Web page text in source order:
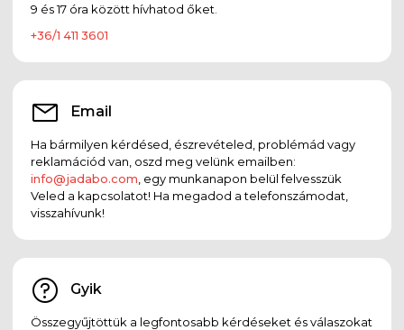
9 és 17 óra között hívhatod őket.
+36/1 411 3601
Email
Ha bármilyen kérdésed, észrevételed, problémád vagy
reklamációd van, oszd meg velünk emailben:
info@jadabo.com , egy munkanapon belül felvesszük
Veled a kapcsolatot! Ha megadod a telefonszámodat,
visszahívunk!
Gyik
Összegyűjtöttük a legfontosabb kérdéseket és válaszokat